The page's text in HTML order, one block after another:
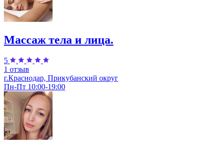
Массаж тела и лица.
5
1 отзыв
г.Краснодар, Прикубанский округ
Пн-Пт 10:00-19:00